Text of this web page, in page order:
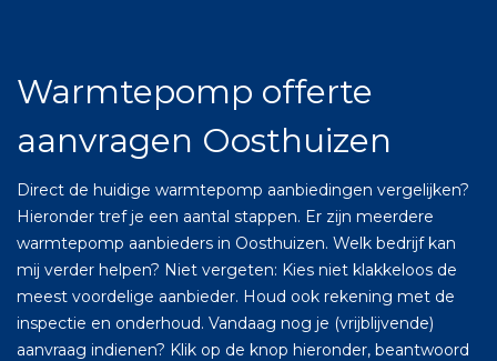
Warmtepomp offerte
aanvragen Oosthuizen
Direct de huidige warmtepomp aanbiedingen vergelijken?
Hieronder tref je een aantal stappen. Er zijn meerdere
warmtepomp aanbieders in Oosthuizen. Welk bedrijf kan
mij verder helpen? Niet vergeten: Kies niet klakkeloos de
meest voordelige aanbieder. Houd ook rekening met de
inspectie en onderhoud. Vandaag nog je (vrijblijvende)
aanvraag indienen? Klik op de knop hieronder, beantwoord